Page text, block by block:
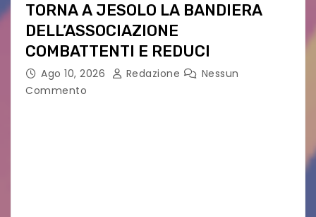
TORNA A JESOLO LA BANDIERA
DELL’ASSOCIAZIONE
COMBATTENTI E REDUCI
Ago 10, 2026 Redazione
Nessun
Commento